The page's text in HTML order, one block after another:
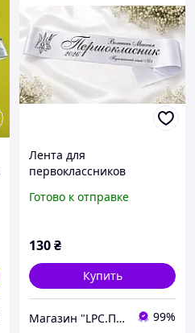
Лента для
первоклассников
Готово к отправке
130₴
Купить
Магазин "LPC.Полиграфия" 99%